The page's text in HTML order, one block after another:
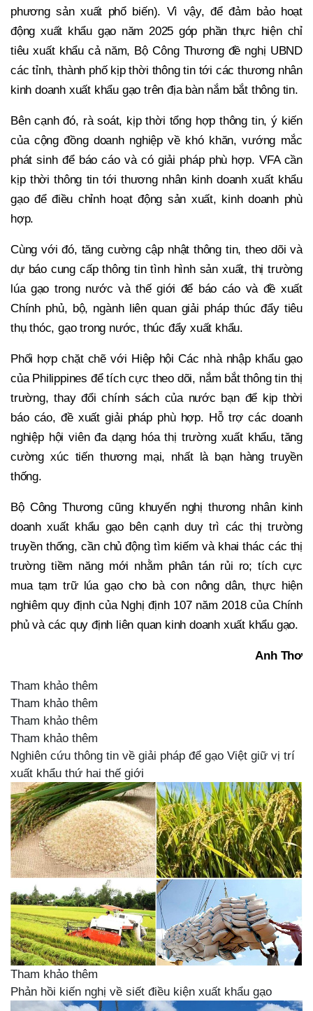
phương sản xuất phổ biến). Vì vậy, để đảm bảo hoạt
động xuất khẩu gạo năm 2025 góp phần thực hiện chỉ
tiêu xuất khẩu cả năm, Bộ Công Thương đề nghị UBND
các tỉnh, thành phố kịp thời thông tin tới các thương nhân
kinh doanh xuất khẩu gạo trên địa bàn nắm bắt thông tin.
Bên cạnh đó, rà soát, kịp thời tổng hợp thông tin, ý kiến
của cộng đồng doanh nghiệp về khó khăn, vướng mắc
phát sinh để báo cáo và có giải pháp phù hợp. VFA cần
kịp thời thông tin tới thương nhân kinh doanh xuất khẩu
gạo để điều chỉnh hoạt động sản xuất, kinh doanh phù
hợp.
Cùng với đó, tăng cường cập nhật thông tin, theo dõi và
dự báo cung cấp thông tin tình hình sản xuất, thị trường
lúa gạo trong nước và thế giới để báo cáo và đề xuất
Chính phủ, bộ, ngành liên quan giải pháp thúc đẩy tiêu
thụ thóc, gạo trong nước, thúc đẩy xuất khẩu.
Phối hợp chặt chẽ với Hiệp hội Các nhà nhập khẩu gạo
của Philippines để tích cực theo dõi, nắm bắt thông tin thị
trường, thay đổi chính sách của nước bạn để kịp thời
báo cáo, đề xuất giải pháp phù hợp. Hỗ trợ các doanh
nghiệp hội viên đa dạng hóa thị trường xuất khẩu, tăng
cường xúc tiến thương mại, nhất là bạn hàng truyền
thống.
Bộ Công Thương cũng khuyến nghị thương nhân kinh
doanh xuất khẩu gạo bên cạnh duy trì các thị trường
truyền thống, cần chủ động tìm kiếm và khai thác các thị
trường tiềm năng mới nhằm phân tán rủi ro; tích cực
mua tạm trữ lúa gạo cho bà con nông dân, thực hiện
nghiêm quy định của Nghị định 107 năm 2018 của Chính
phủ và các quy định liên quan kinh doanh xuất khẩu gạo.
Anh Thơ
Tham khảo thêm
Tham khảo thêm
Tham khảo thêm
Tham khảo thêm
Nghiên cứu thông tin về giải pháp để gạo Việt giữ vị trí
xuất khẩu thứ hai thế giới
Tham khảo thêm
Phản hồi kiến nghị về siết điều kiện xuất khẩu gạo